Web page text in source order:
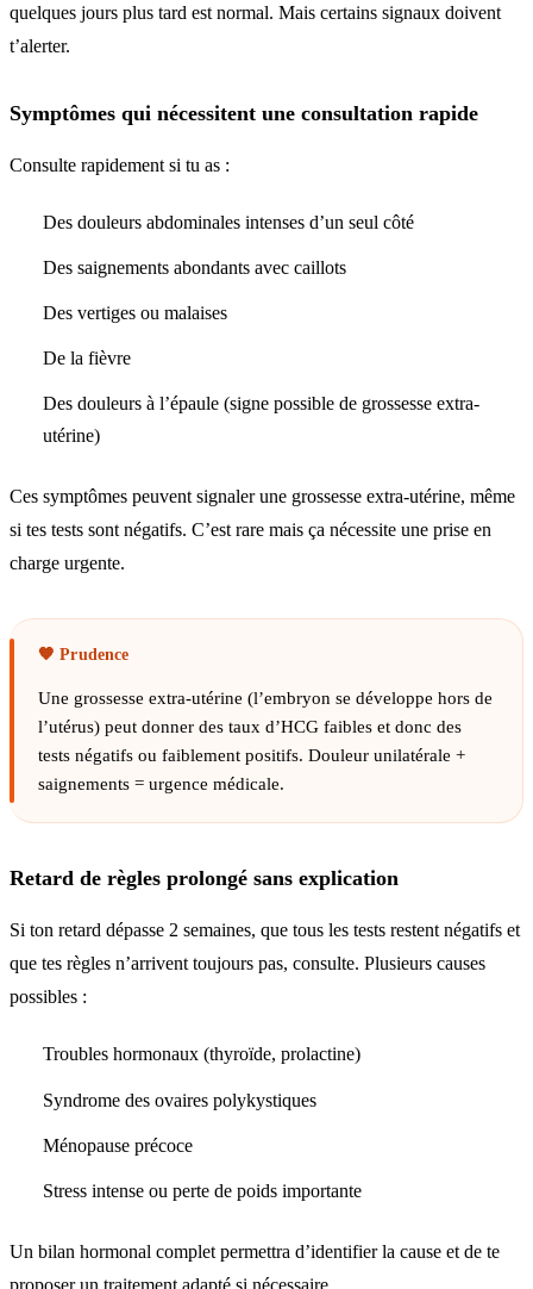
quelques jours plus tard est normal. Mais certains signaux doivent
t’alerter.
Symptômes qui nécessitent une consultation rapide
Consulte rapidement si tu as :
Des douleurs abdominales intenses d’un seul côté
Des saignements abondants avec caillots
Des vertiges ou malaises
De la fièvre
Des douleurs à l’épaule (signe possible de grossesse extra-
utérine)
Ces symptômes peuvent signaler une grossesse extra-utérine, même
si tes tests sont négatifs. C’est rare mais ça nécessite une prise en
charge urgente.
Une grossesse extra-utérine (l’embryon se développe hors de
l’utérus) peut donner des taux d’HCG faibles et donc des
tests négatifs ou faiblement positifs. Douleur unilatérale +
saignements = urgence médicale.
Retard de règles prolongé sans explication
Si ton retard dépasse 2 semaines, que tous les tests restent négatifs et
que tes règles n’arrivent toujours pas, consulte. Plusieurs causes
possibles :
Troubles hormonaux (thyroïde, prolactine)
Syndrome des ovaires polykystiques
Ménopause précoce
Stress intense ou perte de poids importante
Un bilan hormonal complet permettra d’identifier la cause et de te
proposer un traitement adapté si nécessaire.